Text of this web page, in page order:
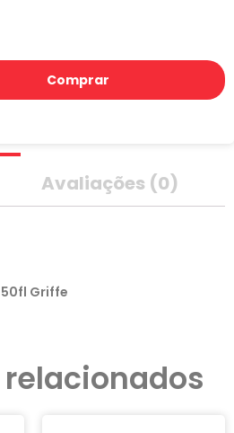
Comprar
Avaliações (0)
Griffe